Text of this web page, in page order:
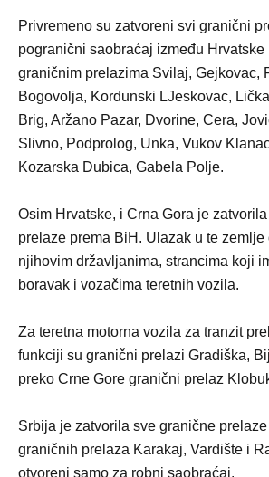
Privremeno su zatvoreni svi granični
pogranični saobraćaj između
graničnim prelazima Svilaj, Gejkovac,
Bogovolja, Kordunski LJeskovac,
Brig, Aržano Pazar, Dvorine, Cera,
Slivno, Podprolog, Unka, Vukov
Kozarska Dubica, Gabela Polje.
Osim Hrvatske, i Crna Gora je
prelaze prema BiH. Ulazak u te
njihovim državljanima, strancima koji
boravak i vozačima teretnih vozila.
Za teretna motorna vozila za tranzit
funkciji su granični prelazi Gradiška,
preko Crne Gore granični prelaz
Srbija je zatvorila sve granične
graničnih prelaza Karakaj, Vardište i
otvoreni samo za robni saobraćaj.